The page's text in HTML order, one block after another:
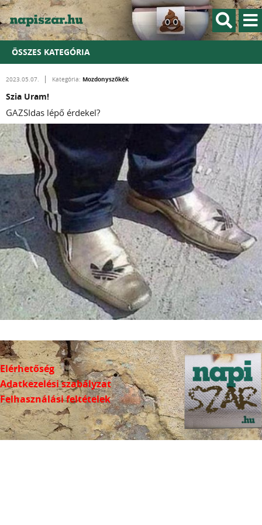
ÖSSZES KATEGÓRIA
2023.05.07. Kategória: Mozdonyszőkék
Szia Uram!
GAZSIdas lépő érdekel?
Elérhetőség
Adatkezelési szabályzat
Felhasználási feltételek